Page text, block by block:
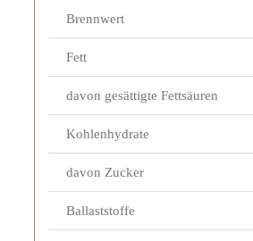
Brennwert
Fett
davon gesättigte Fettsäuren
Kohlenhydrate
davon Zucker
Ballaststoffe